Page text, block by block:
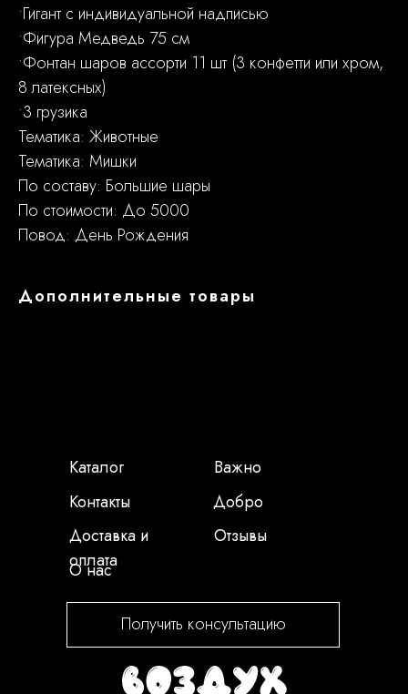
•Гигант с индивидуальной надписью
•Фигура Медведь 75 см
•Фонтан шаров ассорти 11 шт (3 конфетти или хром,
8 латексных)
•3 грузика
Тематика: Животные
Тематика: Мишки
По составу: Большие шары
По стоимости: До 5000
Повод: День Рождения
Дополнительные товары
Каталог
Контакты
Доставка и
оплата
О нас
Важно
Добро
Отзывы
Получить консультацию